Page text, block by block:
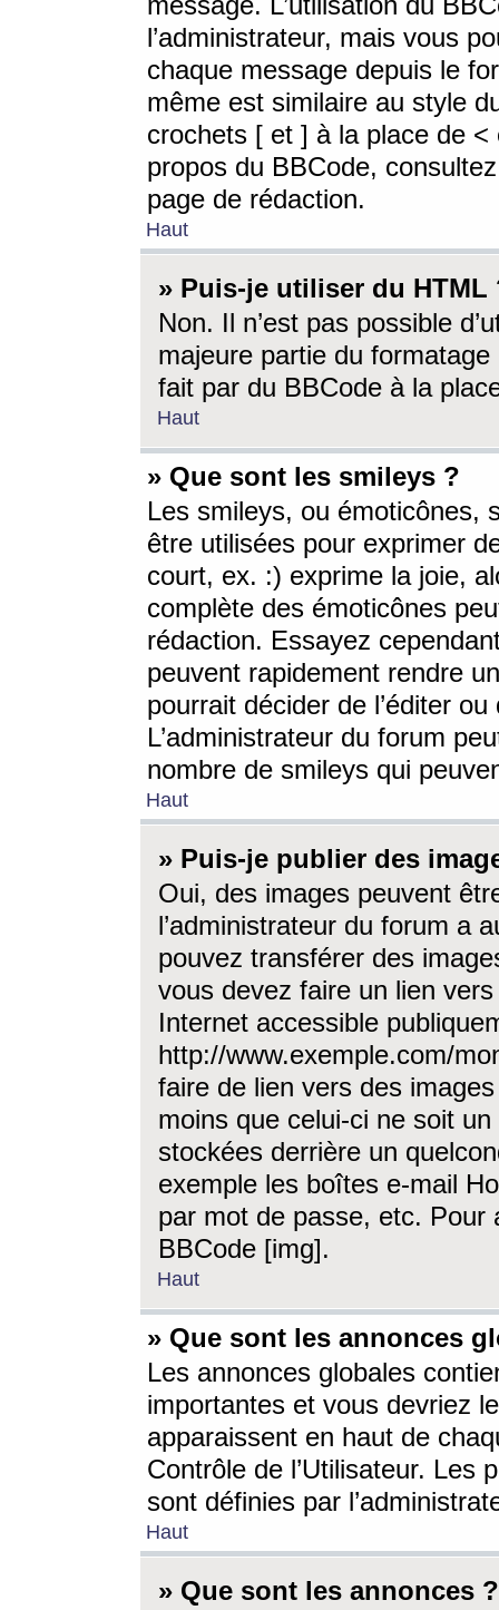
l’administrateur, mais vous
chaque message depuis le
même est similaire au style
crochets [ et ] à la place de <
propos du BBCode,
page de rédaction.
Haut
» Puis-je utiliser du HTML
Non. Il n’est pas possible
majeure partie du
fait par du BBCode à la
Haut
» Que sont les smileys ?
Les smileys, ou émoticônes,
être utilisées pour exprimer
court, ex. :) exprime la joie,
complète des émoticônes
rédaction. Essayez
peuvent rapidement rendre
pourrait décider de l’éditer
L’administrateur du forum
nombre de smileys qui
Haut
» Puis-je publier des
Oui, des images peuvent
l’administrateur du forum a
pouvez transférer des
vous devez faire un lien
Internet accessible
http://www.exemple.com/
faire de lien vers des
moins que celui-ci ne soit
stockées derrière un
exemple les boîtes e-mail
par mot de passe, etc. Pour
BBCode [img].
Haut
» Que sont les annonces
Les annonces globales
importantes et vous devriez
apparaissent en haut de
Contrôle de l’Utilisateur. Les
sont définies par
Haut
» Que sont les annonces ?